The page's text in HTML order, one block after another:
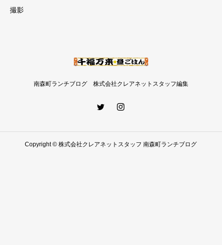
撮影
南森町ランチブログ 株式会社クレアネットスタッフ編集
Copyright © 株式会社クレアネットスタッフ 南森町ランチブログ